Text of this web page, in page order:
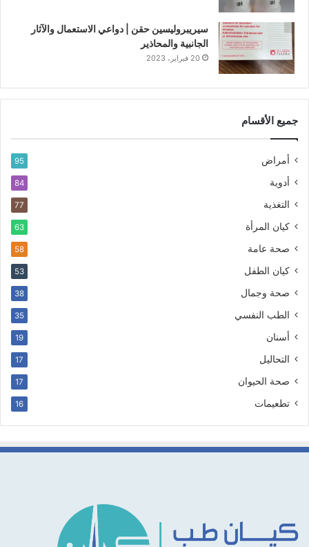
سيريبروليسين حقن | دواعي الاستعمال والآثار
الجانبية والمحاذير
20 فبراير، 2023
جميع الأقسام
أمراض 95
أدوية 84
التغذية 77
كيان المرأة 63
صحة عامة 58
كيان الطفل 53
صحة وجمال 38
الطب النفسي 35
أسنان 19
التحاليل 17
صحة الحيوان 17
تطعيمات 16